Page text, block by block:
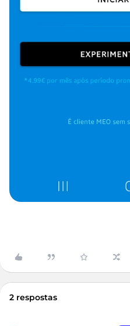
2 respostas